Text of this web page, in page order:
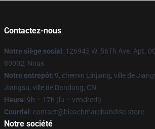
Contactez-nous
Notre siège social : 126945 W. 56Th Ave. Apt.
80002, Nous
Notre entrepôt: 9, chemin Linjiang, ville de
Jiangsu, ville de Dandong, CN
Heure: 9h – 17h (lu – vendredi)
Courriel : contact@bleachmarchandise.store
Notre société